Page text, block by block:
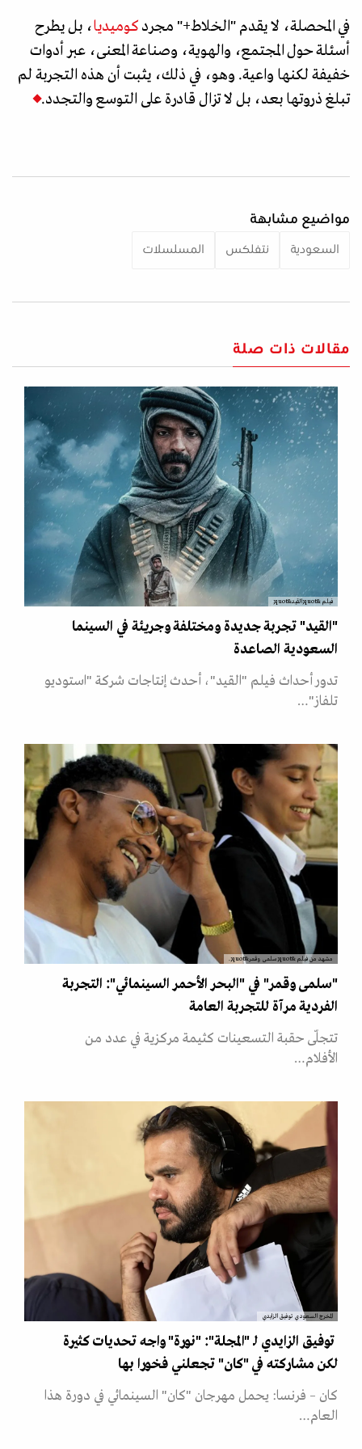
في المحصلة، لا يقدم "الخلاط+" مجرد كوميديا، بل يطرح
أسئلة حول المجتمع، والهوية، وصناعة المعنى، عبر أدوات
خفيفة لكنها واعية. وهو، في ذلك، يثبت أن هذه التجربة لم
تبلغ ذروتها بعد، بل لا تزال قادرة على التوسع والتجدد.
مواضيع مشابهة
السعودية نتفلكس المسلسلات
مقالات ذات صلة
فيلم &quot;القيد&quot;
"القيد" تجربة جديدة ومختلفة وجريئة في السينما
السعودية الصاعدة
تدور أحداث فيلم "القيد"، أحدث إنتاجات شركة "استوديو
تلفاز"…
مشهد من فيلم &quot;سلمى وقمر&quot;.
"سلمى وقمر" في "البحر الأحمر السينمائي": التجربة
الفردية مرآة للتجربة العامة
تتجلّى حقبة التسعينات كثيمة مركزية في عدد من
الأفلام…
المخرج السعودي توفيق الزايدي
توفيق الزايدي لـ "المجلة": "نورة" واجه تحديات كثيرة
لكن مشاركته في "كان" تجعلني فخورا بها
كان – فرنسا: يحمل مهرجان "كان" السينمائي في دورة هذا
العام…